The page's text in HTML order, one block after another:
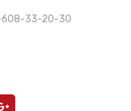
608-33-20-30